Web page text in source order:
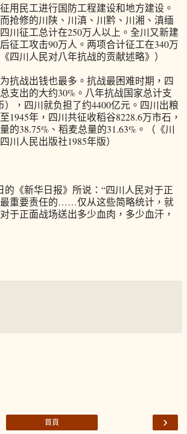
用民工进行国防工程建设和地方建设。
抢修的川陕、川滇、川黔、川湘、滇缅
川征工总计在250万人以上。全川又新建
征工攻击90万人。两项合计征工在340万
四川人民对八年抗战的贡献述略》）
抗战出钱也最多。抗战最困难时期，四
支出的大约30%。八年抗战国家总计支
），四川就负担了约4400亿元。四川出粮
1945年，四川共征收稻谷8228.6万市石，
的38.75%、稻麦总量的31.63%。（《川
川人民出版社1985年版）
的《新华日报》所说：“四川人民对于正
重要责任的……仅从这些简略统计，就
于正面战场送出多少血肉，多少血汗，
›
首頁